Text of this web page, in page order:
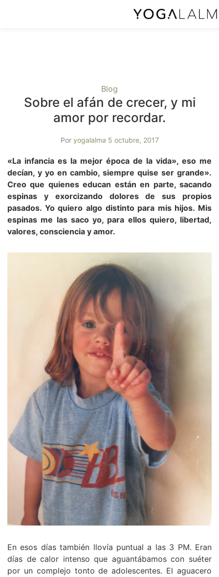
Blog
Sobre el afán de crecer, y mi
amor por recordar.
Por yogalalma 5 octubre, 2017
«La infancia es la mejor época de la vida», eso me
decían, y yo en cambio, siempre quise ser grande».
Creo que quienes educan están en parte, sacando
espinas y exorcizando dolores de sus propios
pasados. Yo quiero algo distinto para mis hijos. Mis
espinas me las saco yo, para ellos quiero, libertad,
valores, consciencia y amor.
En esos días también llovía puntual a las 3 PM. Eran
días de calor intenso que aguantábamos con suéter
por un complejo tonto de adolescentes. El aguacero